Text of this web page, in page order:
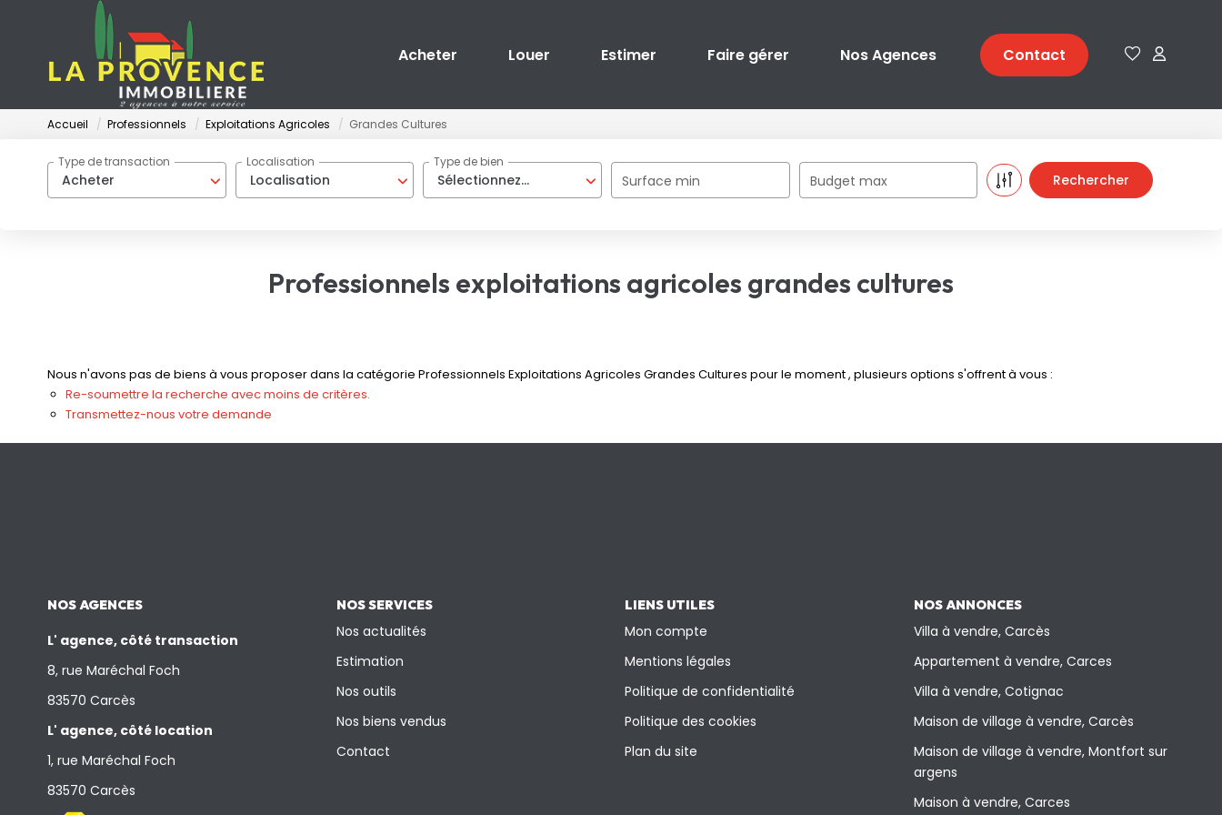
Acheter Louer Estimer Faire gérer Nos Agences Contact
Accueil Professionnels Exploitations Agricoles Grandes Cultures
Acheter
Type de transaction
Localisation
Localisation
Sélectionnez...
Type de bien
Surface min Budget max
Professionnels exploitations agricoles grandes cultures
Nous n'avons pas de biens à vous proposer dans la catégorie Professionnels Exploitations Agricoles Grandes Cultures pour le moment , plusieurs options s'offrent à vous :
Re-soumettre la recherche avec moins de critères.
Transmettez-nous votre demande
NOS AGENCES
L' agence, côté transaction
8, rue Maréchal Foch
83570 Carcès
L' agence, côté location
1, rue Maréchal Foch
83570 Carcès
NOS SERVICES
Nos actualités
Estimation
Nos outils
Nos biens vendus
Contact
LIENS UTILES
Mon compte
Mentions légales
Politique de confidentialité
Politique des cookies
Plan du site
NOS ANNONCES
Villa à vendre, Carcès
Appartement à vendre, Carces
Villa à vendre, Cotignac
Maison de village à vendre, Carcès
Maison de village à vendre, Montfort sur
argens
Maison à vendre, Carces